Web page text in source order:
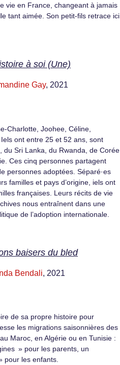
vie en France, changeant à jamais
tant aimée. Son petit-fils retrace ici
à soi (Une)
Gay, 2021
Charlotte, Joohee, Céline,
ont entre 25 et 52 ans, sont
du Sri Lanka, du Rwanda, de Corée
Ces cinq personnes partagent
personnes adoptées. Séparé·es
familles et pays d’origine, iels ont
françaises. Leurs récits de vie
nous entraînent dans une
de l’adoption internationale.
baisers du bled
Bendali, 2021
de sa propre histoire pour
les migrations saisonnières des
Maroc, en Algérie ou en Tunisie :
» pour les parents, un
les enfants.